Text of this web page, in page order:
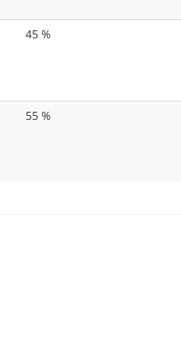
45 %
55 %